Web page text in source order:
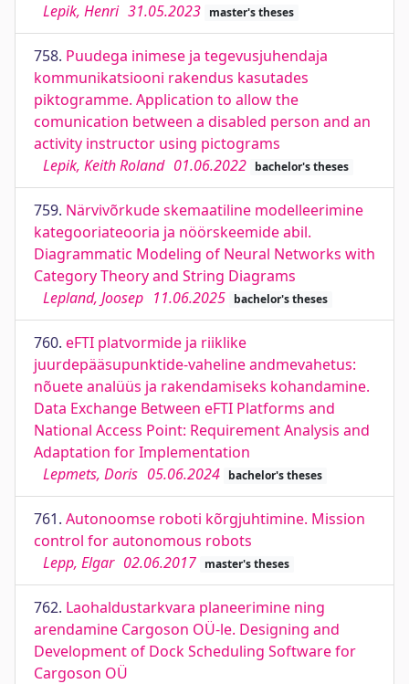
Lepik, Henri 31.05.2023 master's theses
758. Puudega inimese ja tegevusjuhendaja
kommunikatsiooni rakendus kasutades
piktogramme. Application to allow the
comunication between a disabled person and an
activity instructor using pictograms
Lepik, Keith Roland 01.06.2022 bachelor's theses
759. Närvivõrkude skemaatiline modelleerimine
kategooriateooria ja nöörskeemide abil.
Diagrammatic Modeling of Neural Networks with
Category Theory and String Diagrams
Lepland, Joosep 11.06.2025 bachelor's theses
760. eFTI platvormide ja riiklike
juurdepääsupunktide-vaheline andmevahetus:
nõuete analüüs ja rakendamiseks kohandamine.
Data Exchange Between eFTI Platforms and
National Access Point: Requirement Analysis and
Adaptation for Implementation
Lepmets, Doris 05.06.2024 bachelor's theses
761. Autonoomse roboti kõrgjuhtimine. Mission
control for autonomous robots
Lepp, Elgar 02.06.2017 master's theses
762. Laohaldustarkvara planeerimine ning
arendamine Cargoson OÜ-le. Designing and
Development of Dock Scheduling Software for
Cargoson OÜ